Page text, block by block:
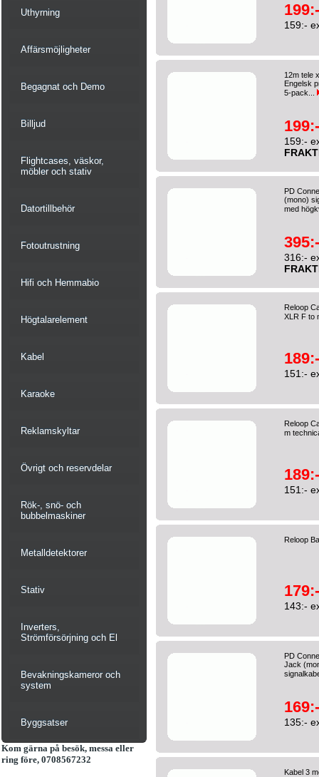
Uthyrning
Affärsmöjligheter
Begagnat och Demo
Billjud
Flightcases, väskor,
möbler och stativ
Datortillbehör
Fotoutrustning
Hifi och Hemmabio
Högtalarelement
Kabel
Karaoke
Reklamskyltar
Övrigt och reservdelar
Rök-, snö- och
bubbelmaskiner
Metalldetektorer
Stativ
Inverters,
Strömförsörjning och El
Bevakningskameror och
system
Byggsatser
Kom gärna på besök, messa eller
ring före, 0708567232
199:-
159:-
12m tele
Engelsk
5-pack...
199:-
159:-
PD
(mono)
med
395:-
316:-
Reloop
XLR F to
189:-
151:-
Reloop
m
189:-
151:-
Reloop
179:-
143:-
PD
Jack
169:-
135:-
Kabel 3